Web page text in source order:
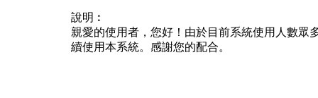
說明︰
親愛的使用者，您好！由於目前系統使用人數眾
續使用本系統。感謝您的配合。